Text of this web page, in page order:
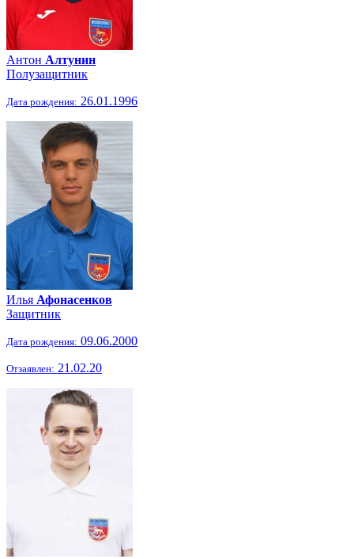
Антон Алтунин
Полузащитник
Дата рождения: 26.01.1996
Илья Афонасенков
Защитник
Дата рождения: 09.06.2000
Отзаявлен: 21.02.20